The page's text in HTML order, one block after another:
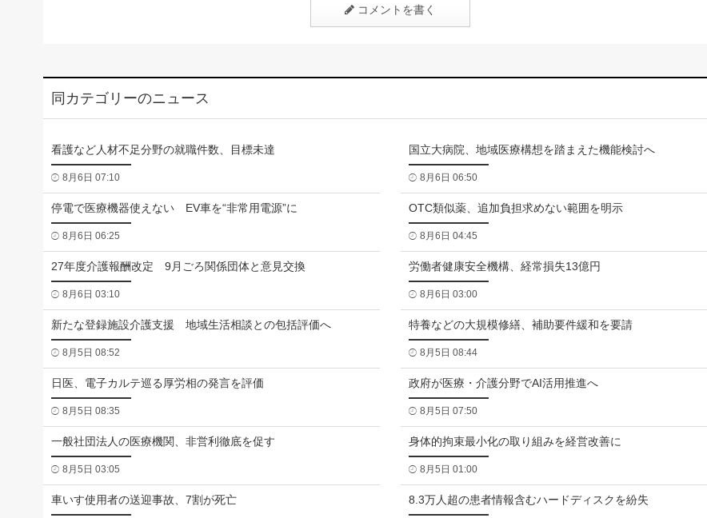
コメントを書く
同カテゴリーのニュース
看護など人材不足分野の就職件数、目標未達
8月6日 07:10
国立大病院、地域医療構想を踏まえた機能検討へ
8月6日 06:50
停電で医療機器使えない EV車を“非常用電源”に
8月6日 06:25
OTC類似薬、追加負担求めない範囲を明示
8月6日 04:45
27年度介護報酬改定 9月ごろ関係団体と意見交換
8月6日 03:10
労働者健康安全機構、経常損失13億円
8月6日 03:00
新たな登録施設介護支援 地域生活相談との包括評価へ
8月5日 08:52
特養などの大規模修繕、補助要件緩和を要請
8月5日 08:44
日医、電子カルテ巡る厚労相の発言を評価
8月5日 08:35
政府が医療・介護分野でAI活用推進へ
8月5日 07:50
一般社団法人の医療機関、非営利徹底を促す
8月5日 03:05
身体的拘束最小化の取り組みを経営改善に
8月5日 01:00
車いす使用者の送迎事故、7割が死亡 8.3万人超の患者情報含むハードディスクを紛失